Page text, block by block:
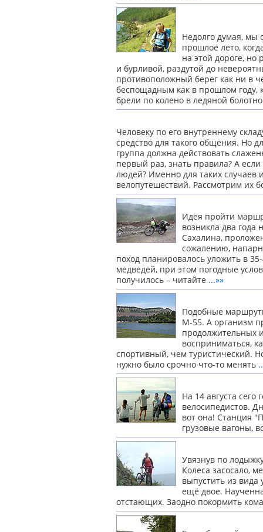
Недолго думая, мы
прошлое лето,
на этой дороге, но
и бурливой, раздутой до
противоположный берег как ни в
беспощадным как в прошлом году,
брели по колено в ледяной
Человеку по его внутреннему
средство для такого общения. Но
группа должна действовать
первый раз, знать правила? А
людей? Именно для таких
велопутешествий. Рассмотрим их
Идея пройти
возникла два года
Сахалина,
сожалению,
поход планировалось уложить в
медведей, при этом погодные
получилось – читайте ...»»
Подобные
М-55. А организм
продолжительных
восприниматься,
спортивный, чем туристический.
нужно было срочно что-то менять
На 14 августа сего
велосипедистов.
вот она! Станция
грузовые вагоны,
Увязнув по
Колеса засосало,
выпустить из
ещё двое.
отстающих. Заодно покормить